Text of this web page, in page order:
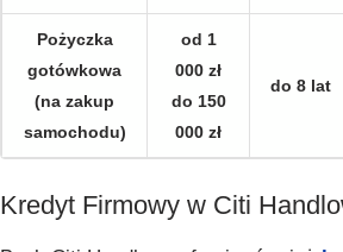
Pożyczka
gotówkowa
(na zakup
samochodu)
od 1
000 zł
do 150
000 zł
do 8 lat
Kredyt Firmowy w Citi